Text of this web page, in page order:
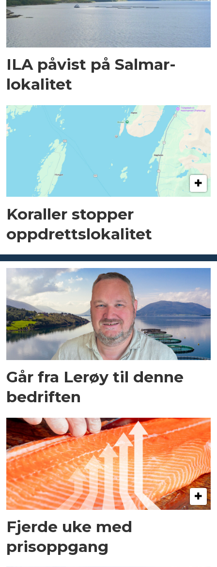
ILA påvist på Salmar-
lokalitet
Koraller stopper
oppdrettslokalitet
Går fra Lerøy til denne
bedriften
Fjerde uke med
prisoppgang